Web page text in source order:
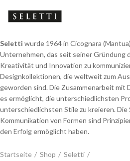
Seletti wurde 1964 in Cicognara
Unternehmen, das seit seiner Gründung
Kreativität und Innovation zu
Designkollektionen, die weltweit zum
geworden sind. Die Zusammenarbeit mit
es ermöglicht, die unterschiedlichsten
unterschiedlichsten Stile zu kreieren. Die
Kommunikation von Formen sind
den Erfolg ermöglicht haben.
Startseite Shop Seletti